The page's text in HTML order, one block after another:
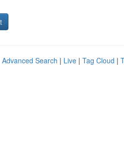
Advanced Search | Live | Tag Cloud |